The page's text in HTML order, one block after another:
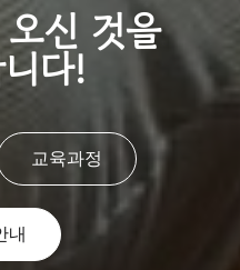
신 것을
다!
교육과정
내